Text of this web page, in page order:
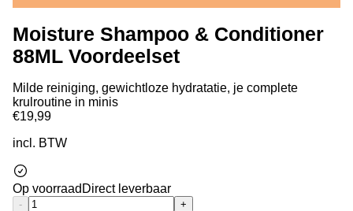
Moisture Shampoo & Conditioner
88ML Voordeelset
Milde reiniging, gewichtloze hydratatie, je complete
krulroutine in minis
€19,99
incl. BTW
Op voorraad Direct leverbaar
-
+